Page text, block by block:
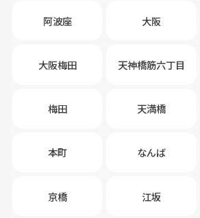
阿波座 大阪
大阪梅田 天神橋筋六丁目
梅田 天満橋
本町 なんば
京橋 江坂